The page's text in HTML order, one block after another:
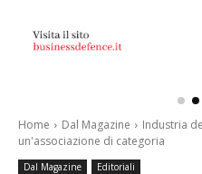
Home Dal Magazine
Industria
un'associazione di categoria
Dal Magazine Editoriali